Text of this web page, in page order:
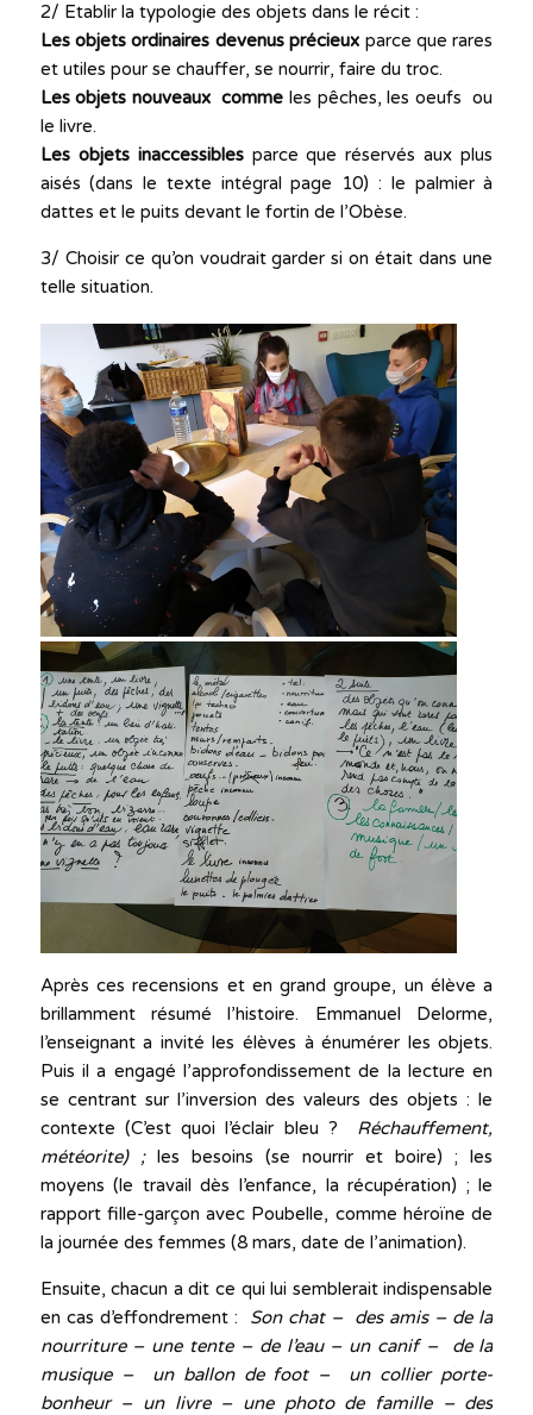
2/ Etablir la typologie des objets dans le récit :
Les objets ordinaires devenus précieux parce que rares
et utiles pour se chauffer, se nourrir, faire du troc.
Les objets nouveaux comme les pêches, les oeufs ou
le livre.
Les objets inaccessiblesparce que réservés aux plus
aisés (dans le texte intégral page 10) : le palmier à
dattes et le puits devant le fortin de l’Obèse.
3/ Choisir ce qu’on voudrait garder si on était dans une
telle situation.
Après ces recensions et en grand groupe, un élève a
brillamment résumé l’histoire. Emmanuel Delorme,
l’enseignant a invité les élèves à énumérer les objets.
Puis il a engagé l’approfondissement de la lecture en
se centrant sur l’inversion des valeurs des objets : le
contexte (C’est quoi l’éclair bleu ? Réchauffement,
météorite) ; les besoins (se nourrir et boire) ; les
moyens (le travail dès l’enfance, la récupération) ; le
rapport fille-garçon avec Poubelle, comme héroïne de
la journée des femmes (8 mars, date de l’animation).
Ensuite, chacun a dit ce qui lui semblerait indispensable
en cas d’effondrement : Son chat – des amis – de la
nourriture – une tente – de l’eau – un canif –
de la
musique – un ballon de foot –
un collier porte-
bonheur – un livre – une photo de famille – des